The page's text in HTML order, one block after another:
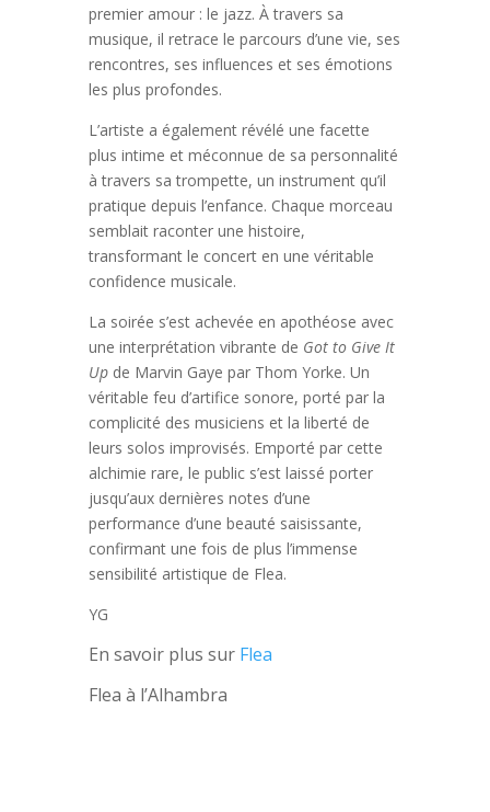
premier amour : le jazz. À travers sa
musique, il retrace le parcours d’une vie, ses
rencontres, ses influences et ses émotions
les plus profondes.
L’artiste a également révélé une facette
plus intime et méconnue de sa personnalité
à travers sa trompette, un instrument qu’il
pratique depuis l’enfance. Chaque morceau
semblait raconter une histoire,
transformant le concert en une véritable
confidence musicale.
La soirée s’est achevée en apothéose avec
une interprétation vibrante de Got to Give It
Upde Marvin Gaye par Thom Yorke. Un
véritable feu d’artifice sonore, porté par la
complicité des musiciens et la liberté de
leurs solos improvisés. Emporté par cette
alchimie rare, le public s’est laissé porter
jusqu’aux dernières notes d’une
performance d’une beauté saisissante,
confirmant une fois de plus l’immense
sensibilité artistique de Flea.
YG
En savoir plus sur Flea
Flea à l’Alhambra